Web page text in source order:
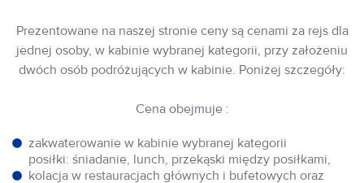
Prezentowane na naszej stronie ceny są cenami za rejs dla
jednej osoby, w kabinie wybranej kategorii, przy założeniu
dwóch osób podróżujących w kabinie. Poniżej szczegóły:
Cena obejmuje :
zakwaterowanie w kabinie wybranej kategorii
posiłki: śniadanie, lunch, przekąski między posiłkami,
kolacja w restauracjach głównych i bufetowych oraz